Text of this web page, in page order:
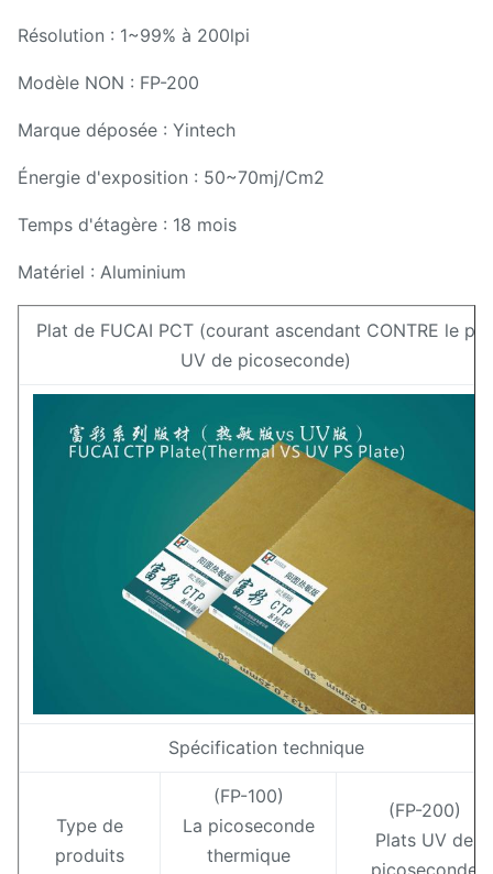
Résolution : 1~99% à 200lpi
Modèle NON : FP-200
Marque déposée : Yintech
Énergie d'exposition : 50~70mj/Cm2
Temps d'étagère : 18 mois
Matériel : Aluminium
Plat de FUCAI PCT (courant ascendant CONTRE le
UV de picoseconde)
Spécification technique
Type de
produits
(FP-100)
La picoseconde
thermique
(FP-200)
Plats UV de
picoseconde